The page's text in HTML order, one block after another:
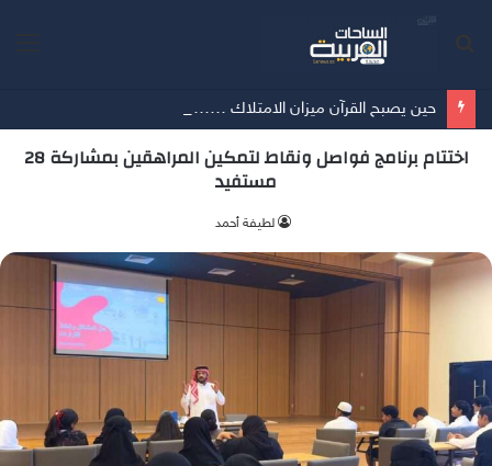
اختتام برنامج فواصل ونقاط لتمكين المراهقين بمشاركة 28
مستفيد
‫لطيفة أحمد